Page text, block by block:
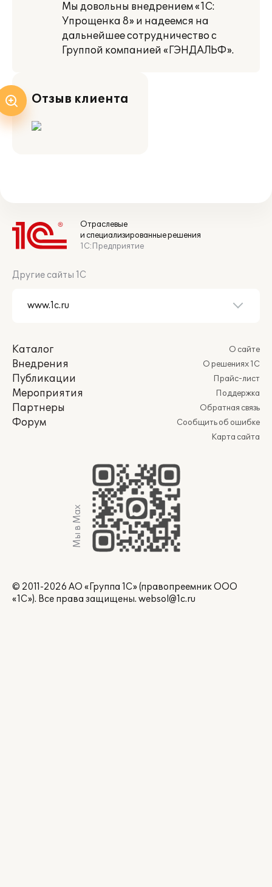
Мы довольны внедрением «1С:
Упрощенка 8» и надеемся на
дальнейшее сотрудничество с
Группой компанией «ГЭНДАЛЬФ».
Отзыв клиента
Отраслевые
и специализированные решения
1С:Предприятие
Другие сайты 1С
Каталог
Внедрения
Публикации
Мероприятия
Партнеры
Форум
О сайте
О решениях 1С
Прайс-лист
Поддержка
Обратная связь
Сообщить об ошибке
Карта сайта
Мы в Max
© 2011-2026 АО «Группа 1С» (правопреемник ООО
«1С»). Все права защищены. websol@1c.ru